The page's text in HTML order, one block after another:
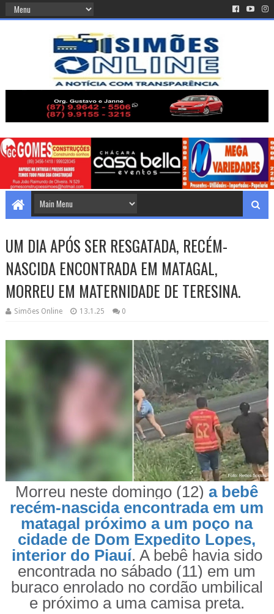
UM DIA APÓS SER RESGATADA, RECÉM-
NASCIDA ENCONTRADA EM MATAGAL,
MORREU EM MATERNIDADE DE TERESINA.
Simões Online 13.1.25 0
Morreu neste domingo (12) a bebê
recém-nascida encontrada em um
matagal próximo a um poço na
cidade de Dom Expedito Lopes,
interior do Piauí. A bebê havia sido
encontrada no sábado (11) em um
buraco enrolado no cordão umbilical
e próximo a uma camisa preta.